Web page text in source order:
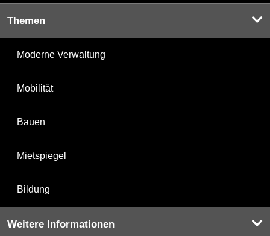
Themen
Moderne Verwaltung
Mobilität
Bauen
Mietspiegel
Bildung
Weitere Informationen